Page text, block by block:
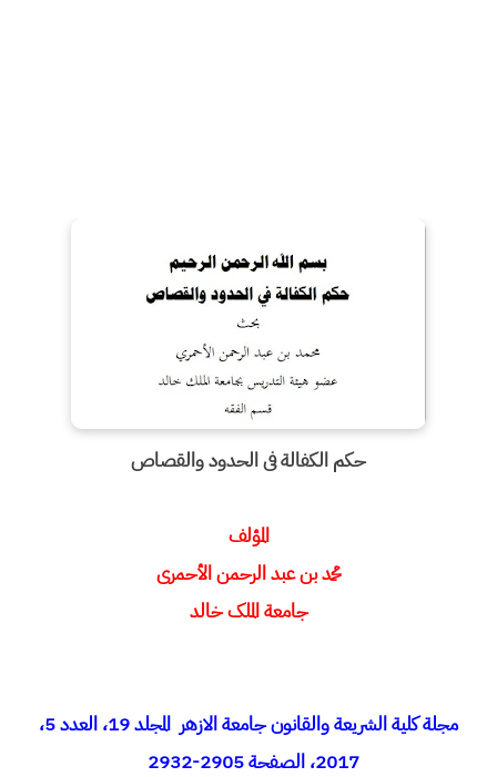
حکم الکفالة فی الحدود والقصاص
المؤلف
محمد بن عبد الرحمن الأحمری
جامعة الملک خالد
مجلة كلية الشريعة والقانون جامعة الازهر المجلد 19، العدد 5،
2017، الصفحة 2905-2932